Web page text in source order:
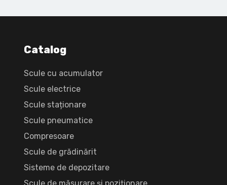
Catalog
Scule cu acumulator
Scule electrice
Scule staționare
Scule pneumatice
Compresoare
Scule de grădinărit
Sisteme de depozitare